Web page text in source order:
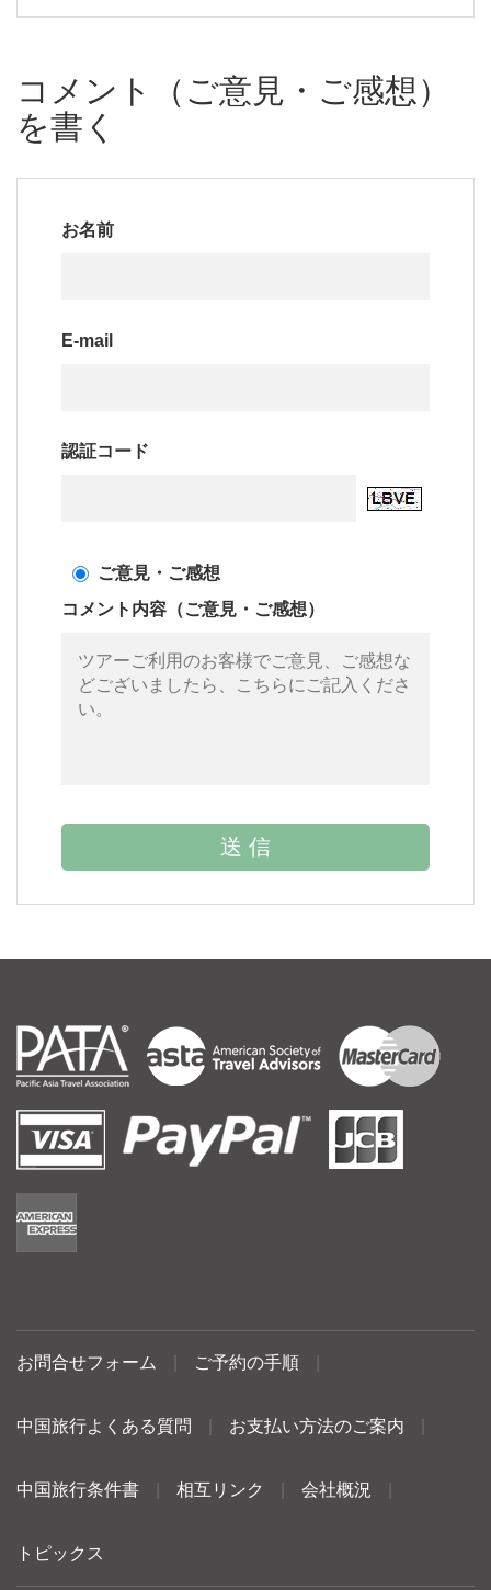
コメント（ご意見・ご感想）
を書く
お名前
E-mail
認証コード
ご意見・ご感想
コメント内容（ご意見・ご感想）
お問合せフォーム ご予約の手順
中国旅行よくある質問 お支払い方法のご案内
中国旅行条件書 相互リンク 会社概況
トピックス